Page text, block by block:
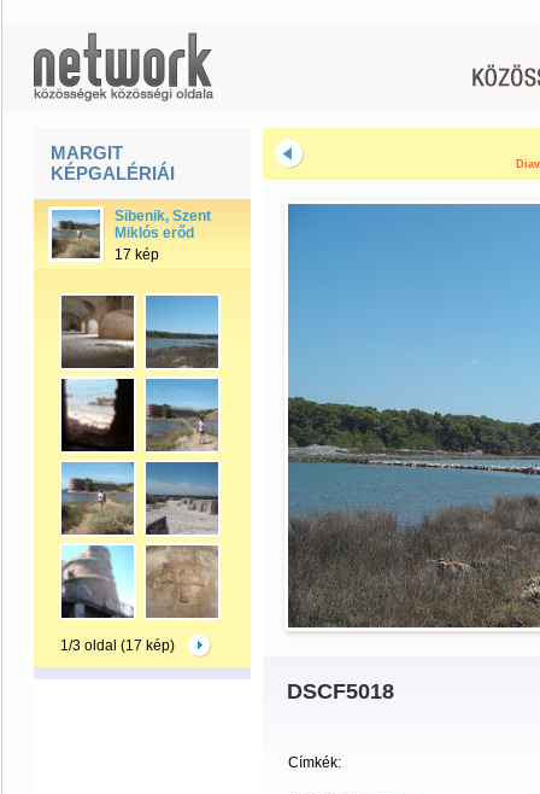
MARGIT
KÉPGALÉRIÁI
Sibenik, Szent
Miklós erőd
17 kép
1/3 oldal (17 kép)
DSCF5018
Címkék: